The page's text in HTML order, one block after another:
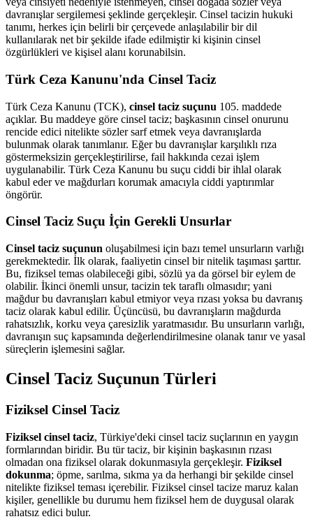
davranışlar sergilemesi şeklinde gerçekleşir. Cinsel tacizin hukuki
tanımı, herkes için belirli bir çerçevede anlaşılabilir bir dil
kullanılarak net bir şekilde ifade edilmiştir ki kişinin cinsel
özgürlükleri ve kişisel alanı korunabilsin.
Türk Ceza Kanunu'nda Cinsel Taciz
Türk Ceza Kanunu (TCK), cinsel taciz suçunu 105. maddede
açıklar. Bu maddeye göre cinsel taciz; başkasının cinsel onurunu
rencide edici nitelikte sözler sarf etmek veya davranışlarda
bulunmak olarak tanımlanır. Eğer bu davranışlar karşılıklı rıza
göstermeksizin gerçekleştirilirse, fail hakkında cezai işlem
uygulanabilir. Türk Ceza Kanunu bu suçu ciddi bir ihlal olarak
kabul eder ve mağdurları korumak amacıyla ciddi yaptırımlar
öngörür.
Cinsel Taciz Suçu İçin Gerekli Unsurlar
Cinsel taciz suçunun oluşabilmesi için bazı temel unsurların varlığı
gerekmektedir. İlk olarak, faaliyetin cinsel bir nitelik taşıması şarttır.
Bu, fiziksel temas olabileceği gibi, sözlü ya da görsel bir eylem de
olabilir. İkinci önemli unsur, tacizin tek taraflı olmasıdır; yani
mağdur bu davranışları kabul etmiyor veya rızası yoksa bu davranış
taciz olarak kabul edilir. Üçüncüsü, bu davranışların mağdurda
rahatsızlık, korku veya çaresizlik yaratmasıdır. Bu unsurların varlığı,
davranışın suç kapsamında değerlendirilmesine olanak tanır ve yasal
süreçlerin işlemesini sağlar.
Cinsel Taciz Suçunun Türleri
Fiziksel Cinsel Taciz
Fiziksel cinsel taciz, Türkiye'deki cinsel taciz suçlarının en yaygın
formlarından biridir. Bu tür taciz, bir kişinin başkasının rızası
olmadan ona fiziksel olarak dokunmasıyla gerçekleşir. Fiziksel
dokunma; öpme, sarılma, sıkma ya da herhangi bir şekilde cinsel
nitelikte fiziksel teması içerebilir. Fiziksel cinsel tacize maruz kalan
kişiler, genellikle bu durumu hem fiziksel hem de duygusal olarak
rahatsız edici bulur.